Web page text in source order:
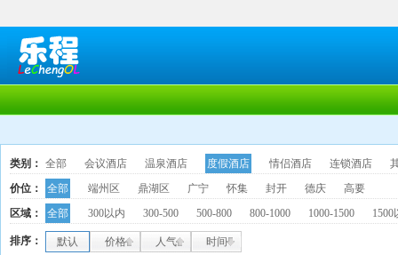
类别： 全部 会议酒店 温泉酒店 度假酒店 情侣酒店 连锁酒店
价位：
全部 端州区 鼎湖区 广宁 怀集 封开 德庆
高要
区域：
全部 300以内 300-500 500-800 800-1000 1000-1500 1500
排序： 默认 价格 人气 时间